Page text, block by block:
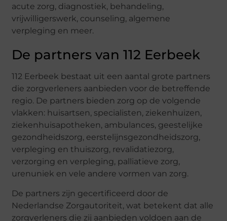
acute zorg, diagnostiek, behandeling,
vrijwilligerswerk, counseling, algemene
verpleging en meer.
De partners van 112 Eerbeek
112 Eerbeek bestaat uit een aantal grote partners
die zorgverleners aanbieden voor de betreffende
regio. De partners bieden zorg op de volgende
vlakken: huisartsen, specialisten, ziekenhuizen,
ziekenhuisapotheken, ambulances, geestelijke
gezondheidszorg, eerstelijnsgezondheidszorg,
verpleging en thuiszorg, revalidatiezorg,
verzorging en verpleging, palliatieve zorg,
urenuniek en vele andere vormen van zorg.
De partners zijn gecertificeerd door de
Nederlandse Zorgautoriteit, wat betekent dat alle
zorgverleners die zij aanbieden voldoen aan de